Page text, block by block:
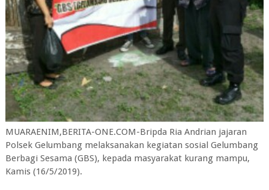
MUARAENIM,BERITA-ONE.COM-Bripda Ria Andrian jajaran
Polsek Gelumbang melaksanakan kegiatan sosial Gelumbang
Berbagi Sesama (GBS), kepada masyarakat kurang mampu,
Kamis (16/5/2019).